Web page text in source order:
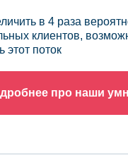
в 4 раза
клиентов,
этот поток
про наши